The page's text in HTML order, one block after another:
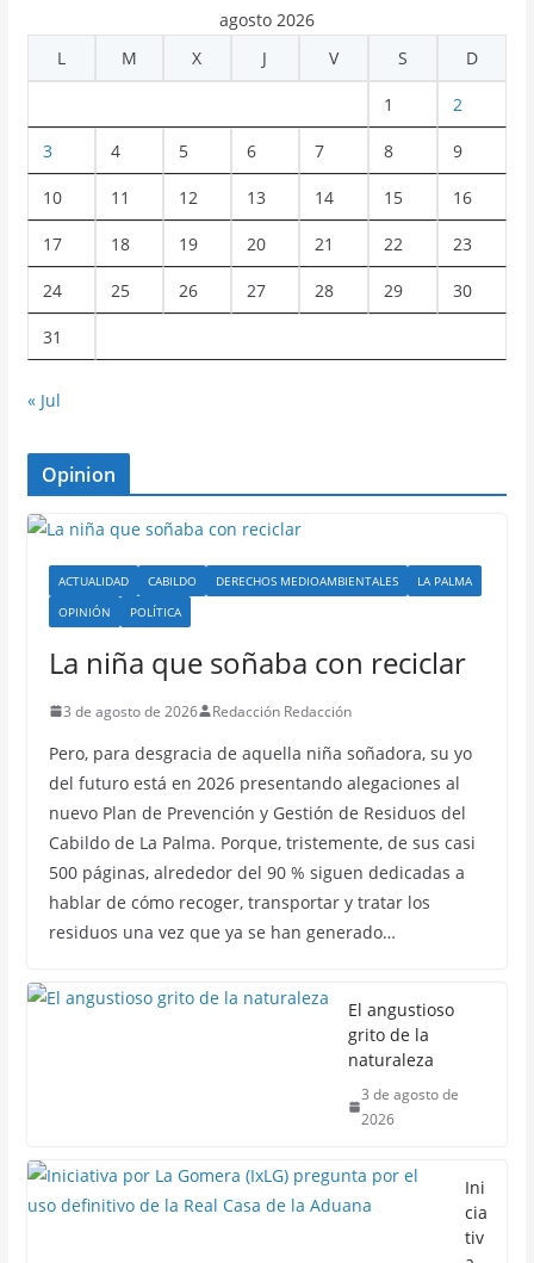
agosto 2026
L
M X J V S D
1 2
3 4 5 6 7 8 9
10 11 12 13 14 15 16
17 18 19 20 21 22 23
24 25 26 27 28 29 30
31
« Jul
Opinion
ACTUALIDAD CABILDO DERECHOS MEDIOAMBIENTALES
LA PALMA
OPINIÓN
POLÍTICA
La niña que soñaba con reciclar
3 de agosto de 2026 Redacción Redacción
Pero, para desgracia de aquella niña soñadora, su yo
del futuro está en 2026 presentando alegaciones al
nuevo Plan de Prevención y Gestión de Residuos del
Cabildo de La Palma. Porque, tristemente, de sus casi
500 páginas, alrededor del 90 % siguen dedicadas a
hablar de cómo recoger, transportar y tratar los
residuos una vez que ya se han generado…
El angustioso
grito de la
naturaleza
3 de agosto de
2026
Ini
cia
tiv